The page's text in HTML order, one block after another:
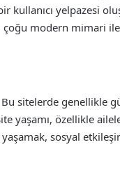
kullanıcı yelpazesi
çoğu modern mimari
sitelerde genellikle
yaşamı, özellikle
sosyal